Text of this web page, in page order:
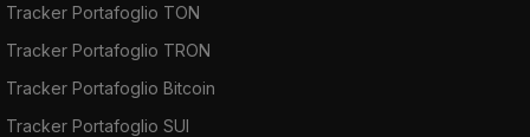
Tracker Portafoglio TON
Tracker Portafoglio TRON
Tracker Portafoglio Bitcoin
Tracker Portafoglio SUI